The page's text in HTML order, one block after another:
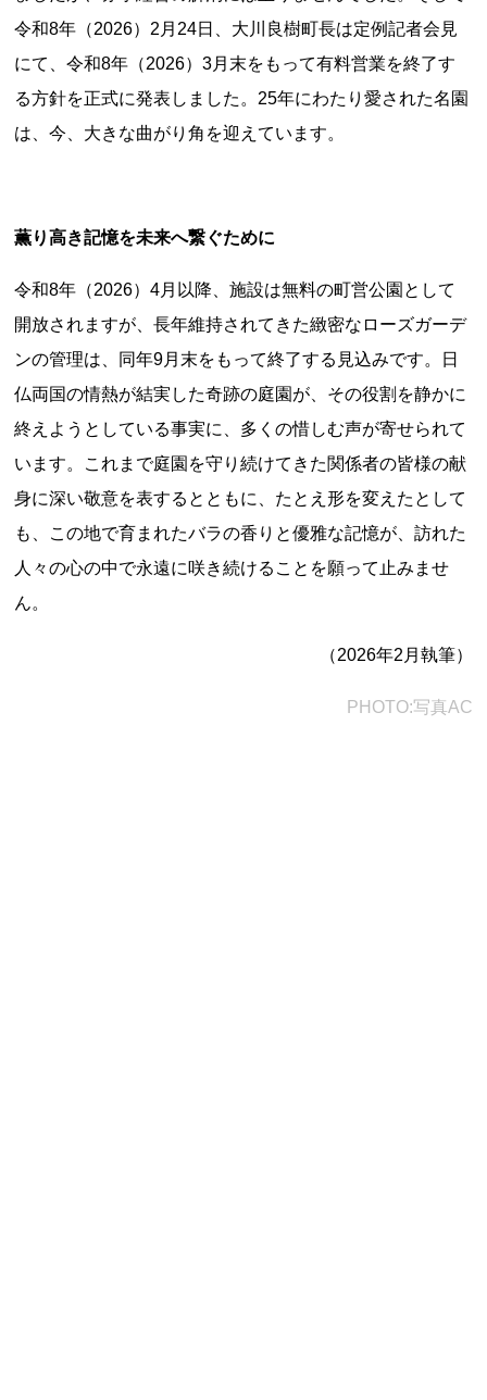
新潟県 富山県 石川県 福井県
山梨県
長野県
岐阜県 静岡県 愛知県
鳥取県
島根県 岡山県 広島県
福岡県
佐賀県 長崎県 熊本県
大分県
宮崎県
鹿児島県 沖縄県
令和8年（2026）2月24日、大川良樹町長は定例記者会見
にて、令和8年（2026）3月末をもって有料営業を終了す
る方針を正式に発表しました。25年にわたり愛された名園
は、今、大きな曲がり角を迎えています。
薫り高き記憶を未来へ繋ぐために
令和8年（2026）4月以降、施設は無料の町営公園として
開放されますが、長年維持されてきた緻密なローズガーデ
ンの管理は、同年9月末をもって終了する見込みです。日
仏両国の情熱が結実した奇跡の庭園が、その役割を静かに
終えようとしている事実に、多くの惜しむ声が寄せられて
います。これまで庭園を守り続けてきた関係者の皆様の献
身に深い敬意を表するとともに、たとえ形を変えたとして
も、この地で育まれたバラの香りと優雅な記憶が、訪れた
人々の心の中で永遠に咲き続けることを願って止みませ
ん。
（2026年2月執筆）
PHOTO:写真AC